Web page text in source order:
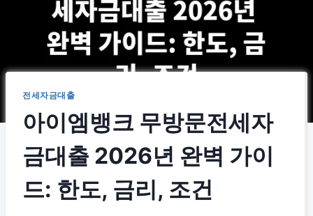
전세자금대출
아이엠뱅크 무방문전세자
금대출 2026년 완벽 가이
드: 한도, 금리, 조건